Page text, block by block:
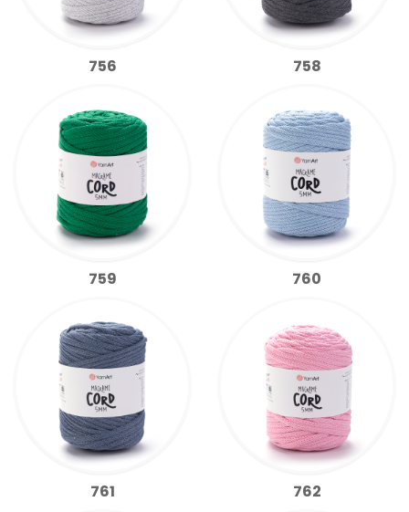
756 758
759 760
761 762